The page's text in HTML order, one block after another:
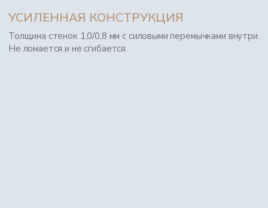
УСИЛЕННАЯ КОНСТРУКЦИЯ
Толщина стенок 1,0/0,8 мм с силовыми перемычками внутри.
Не ломается и не сгибается.